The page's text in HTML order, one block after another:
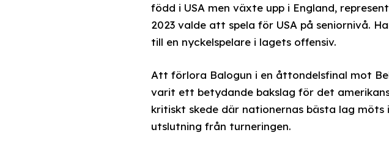
född i USA men växte upp i England,
2023 valde att spela för USA på seniornivå.
till en nyckelspelare i lagets offensiv.
Att förlora Balogun i en åttondelsfinal mot
varit ett betydande bakslag för det
kritiskt skede där nationernas bästa lag
utslutning från turneringen.